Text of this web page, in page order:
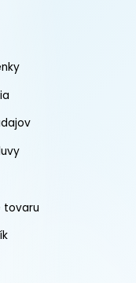
tovaru